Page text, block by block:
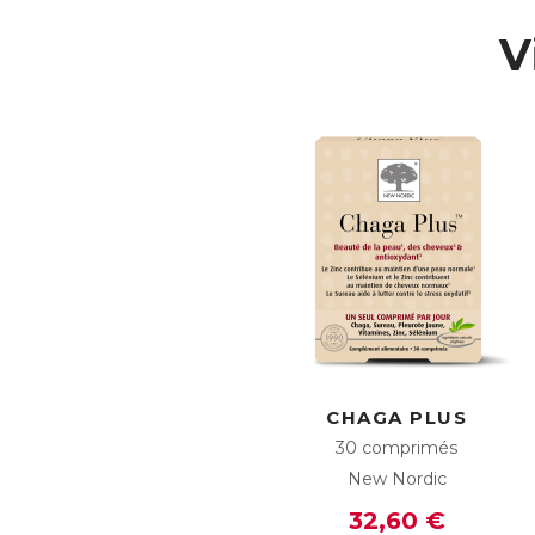
●
CHAGA PLUS
30 comprimés
New Nordic
32,60 €